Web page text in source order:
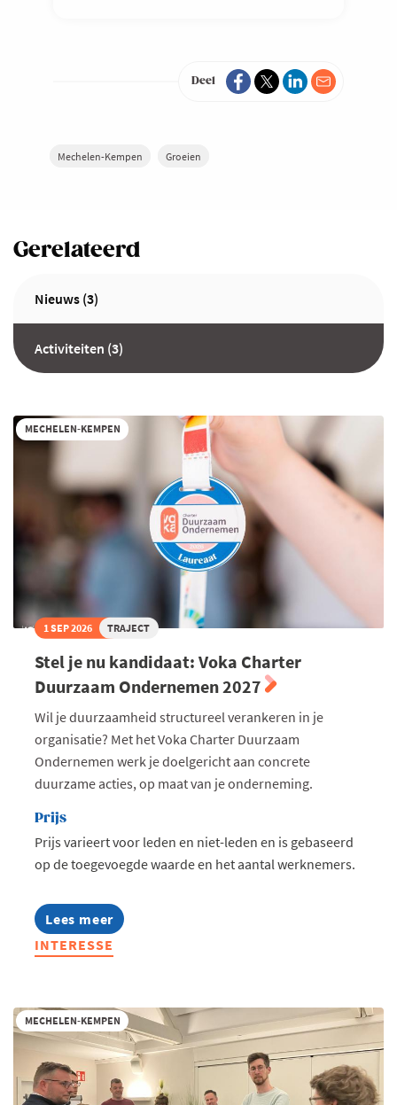
Deel
Mechelen-Kempen Groeien
Gerelateerd
Nieuws (3)
Activiteiten (3)
MECHELEN-KEMPEN
1 SEP 2026 TRAJECT
Stel je nu kandidaat: Voka Charter
Duurzaam Ondernemen 2027
Wil je duurzaamheid structureel verankeren in je
organisatie? Met het Voka Charter Duurzaam
Ondernemen werk je doelgericht aan concrete
duurzame acties, op maat van je onderneming.
Prijs
Prijs varieert voor leden en niet-leden en is gebaseerd
op de toegevoegde waarde en het aantal werknemers.
Lees meer
about
Stel
je
Charter
Duurzaam
Ondernemen
2027
INTERESSE
MECHELEN-KEMPEN